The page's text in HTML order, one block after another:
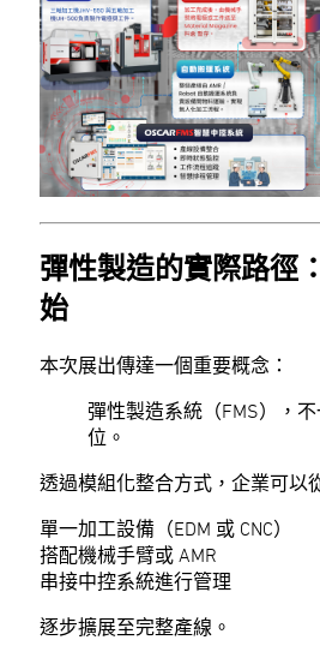
彈性製造的實際路徑
始
本次展出傳達一個重要概念：
彈性製造系統（FMS），
位。
透過模組化整合方式，企業可以
單一加工設備（EDM 或 CNC）
搭配機械手臂或 AMR
串接中控系統進行管理
逐步擴展至完整產線。